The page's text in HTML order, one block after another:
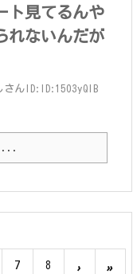
ト見てるんや
れないんだが
さんID:ID:1503yQlB
...
7 8 › »